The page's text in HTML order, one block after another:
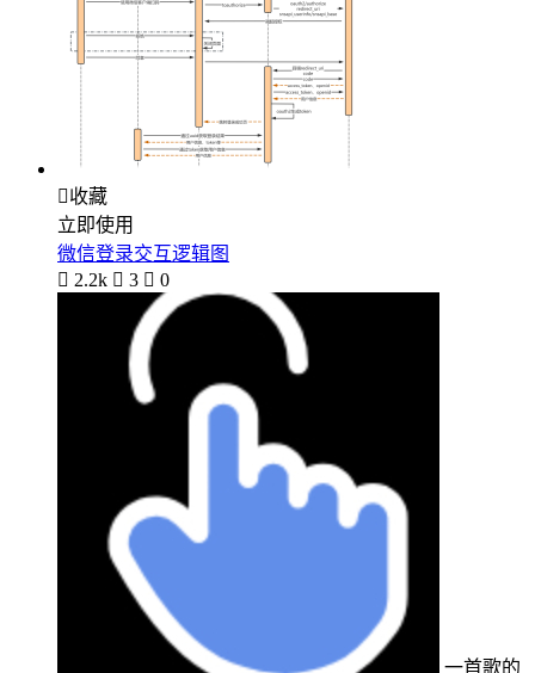
收藏
立即使用
微信登录交互逻辑图
 2.2k  3  0
一首歌的